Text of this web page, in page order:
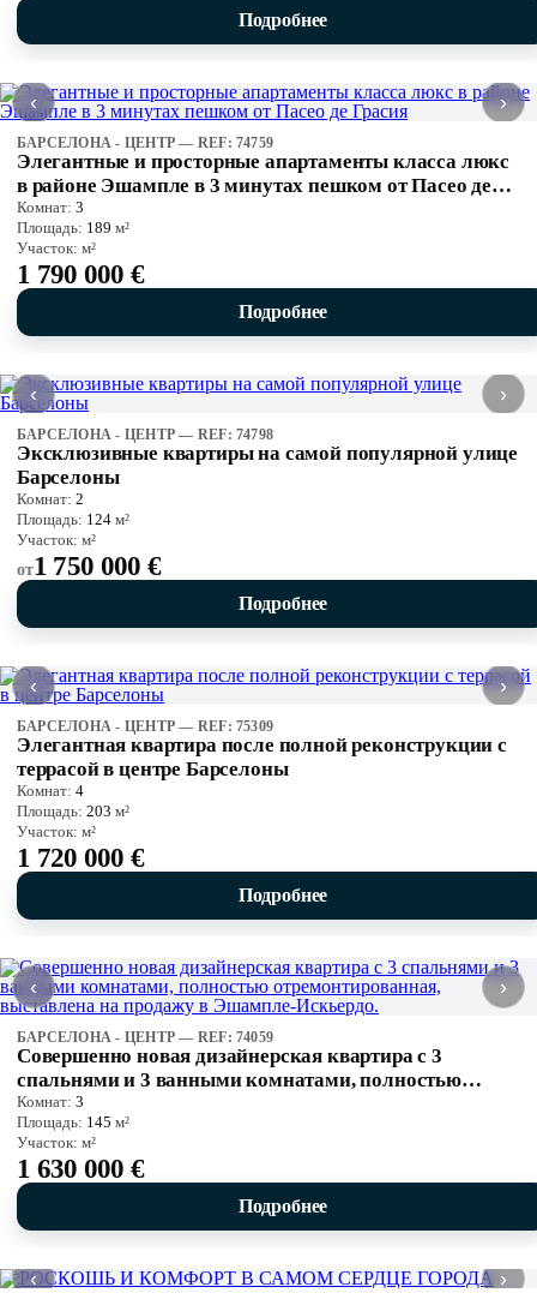
Подробнее
‹ ›
БАРСЕЛОНА - ЦЕНТР — REF: 74759
Элегантные и просторные апартаменты класса люкс
в районе Эшампле в 3 минутах пешком от Пасео де
Грасия
Комнат: 3
Площадь: 189 м²
Участок: м²
1 790 000 €
Подробнее
‹ ›
БАРСЕЛОНА - ЦЕНТР — REF: 74798
Эксклюзивные квартиры на самой популярной улице
Барселоны
Комнат: 2
Площадь: 124 м²
Участок: м²
от1 750 000 €
Подробнее
‹ ›
БАРСЕЛОНА - ЦЕНТР — REF: 75309
Элегантная квартира после полной реконструкции с
террасой в центре Барселоны
Комнат: 4
Площадь: 203 м²
Участок: м²
1 720 000 €
Подробнее
‹ ›
БАРСЕЛОНА - ЦЕНТР — REF: 74059
Совершенно новая дизайнерская квартира с 3
спальнями и 3 ванными комнатами, полностью
отремонтированная, выставлена ​​на продажу в
Эшампле-Искьердо.
Комнат: 3
Площадь: 145 м²
Участок: м²
1 630 000 €
Подробнее
‹ ›